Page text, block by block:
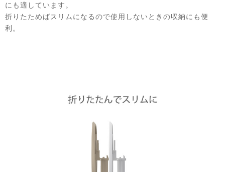
にも適しています。
折りたためばスリムになるので使用しないときの収納にも便
利。